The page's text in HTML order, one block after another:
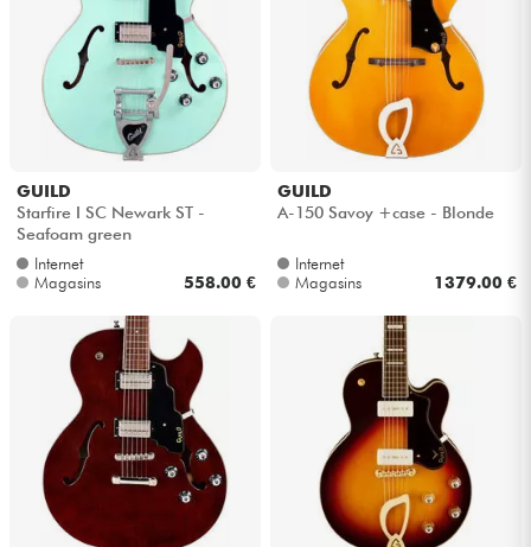
Violons & Quatuor
Eveil Musical
Câbles & Access.
HiFi
Packs
GUILD
Starfire I SC Newark ST -
Seafoam green
Internet
Magasins
558.00 €
GUILD
A-150 Savoy +case - Blonde
Internet
Magasins
1379.00 €